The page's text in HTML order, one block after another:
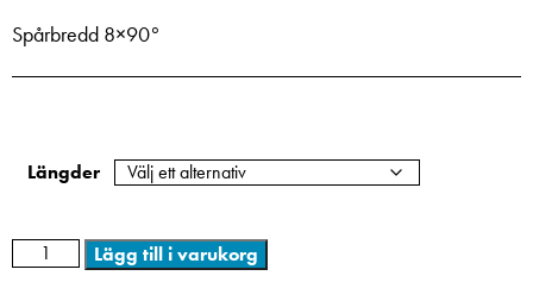
Spårbredd 8×90°
Längder
Lägg till i varukorg